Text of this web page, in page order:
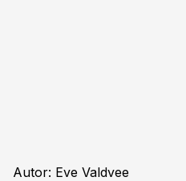
Autor: Eve Valdvee